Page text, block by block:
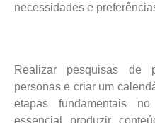
necessidades e
Realizar pesquisas de
personas e criar um
etapas fundamentais
essencial produzir